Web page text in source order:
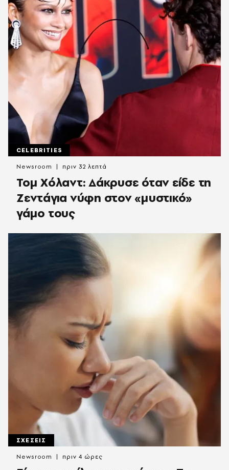
CELEBRITIES
Τομ Χόλαντ: Δάκρυσε όταν είδε τη
Ζεντάγια νύφη στον «μυστικό»
γάμο τους
Newsroom πριν 32 λεπτά
ΣΧΕΣΕΙΣ
Newsroom πριν 4 ώρες